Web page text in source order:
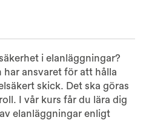
i elanläggningar?
ansvaret för att hålla
skick. Det ska göras
I vår kurs får du lära dig
elanläggningar enligt